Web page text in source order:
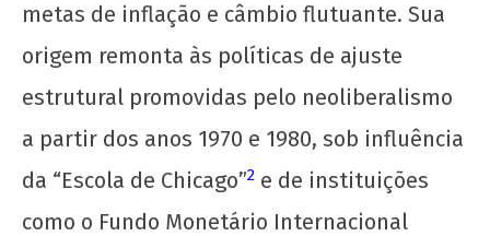
Manifesto por uma Universidade Popular para
o 72º CONEG da UNE
28
maio
de
2025
CN
metas de inflação e câmbio flutuante. Sua
origem remonta às políticas de ajuste
estrutural promovidas pelo neoliberalismo
a partir dos anos 1970 e 1980, sob influência
da “Escola de Chicago”2 e de instituições
como o Fundo Monetário Internacional